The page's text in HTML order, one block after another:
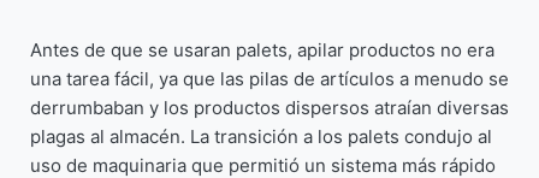
Antes de que se usaran palets, apilar productos no era
una tarea fácil, ya que las pilas de artículos a menudo se
derrumbaban y los productos dispersos atraían diversas
plagas al almacén. La transición a los palets condujo al
uso de maquinaria que permitió un sistema más rápido